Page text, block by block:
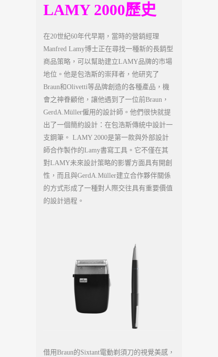
LAMY 2000歷史
在20世紀60年代早期，當時的營銷經理
Manfred Lamy博士正在尋找一種新的長銷型
商品策略，可以幫助建立LAMY品牌的市場
地位。他是包浩斯的崇拜者，他研究了
Braun和Olivetti等品牌創造的各種產品，機
會之神眷顧他，讓他遇到了一位前Braun，
GerdA.Müller僱用的設計師。他們很快就提
出了一個簡約設計：在包浩斯傳統中設計一
支鋼筆。 LAMY 2000是第一款與外部設計
師合作製作的Lamy書寫工具。它不僅在其
對LAMY未來設計策略的影響方面具有開創
性，而且與GerdA.Müller建立合作夥伴關係
的方式形成了一種對人際交往具有重要價值
的設計過程。
借用Braun的Sixtant電動剃須刀的視覺美感，